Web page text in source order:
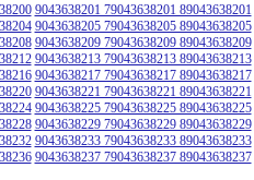
9043638201 79043638201 89043638201
9043638205 79043638205 89043638205
9043638209 79043638209 89043638209
9043638213 79043638213 89043638213
9043638217 79043638217 89043638217
9043638221 79043638221 89043638221
9043638225 79043638225 89043638225
9043638229 79043638229 89043638229
9043638233 79043638233 89043638233
9043638237 79043638237 89043638237